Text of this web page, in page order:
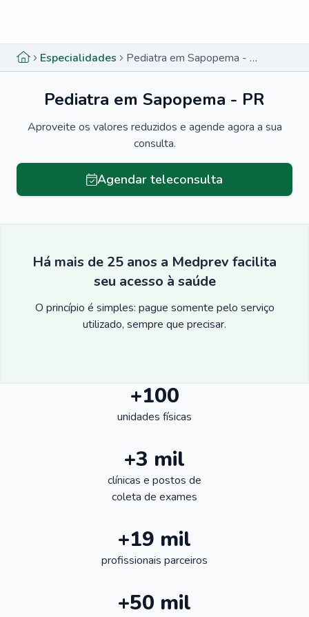
Especialidades Pediatra em Sapopema - PR
Pediatra em Sapopema - PR
Aproveite os valores reduzidos e agende agora a sua
consulta.
Agendar teleconsulta
Há mais de 25 anos a Medprev facilita
seu acesso à saúde
O princípio é simples: pague somente pelo serviço
utilizado, sempre que precisar.
+100
unidades físicas
+3 mil
clínicas e postos de
coleta de exames
+19 mil
profissionais parceiros
+50 mil